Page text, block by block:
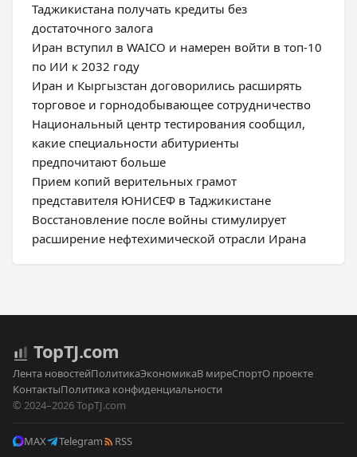
Таджикистана получать кредиты без
достаточного залога
Иран вступил в WAICO и намерен войти в топ-10
по ИИ к 2032 году
Иран и Кыргызстан договорились расширять
торговое и горнодобывающее сотрудничество
Национальный центр тестирования сообщил,
какие специальности абитуриенты
предпочитают больше
Прием копий верительных грамот
представителя ЮНИСЕФ в Таджикистане
Восстановление после войны стимулирует
расширение нефтехимической отрасли Ирана
TopTJ.com
Лента новостейПолитикаЭкономикаВ миреСпортО проекте
КонтактыПолитика конфиденциальности
© 2024–2026 TopTJ.com
MAX Telegram RSS